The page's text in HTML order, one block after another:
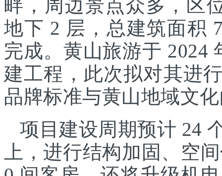
畔，周边景点众多，区
地下 2 层，总建筑面积
完成。黄山旅游于 2024
建工程，此次拟对其进
品牌标准与黄山地域文
项目建设周期预计 24
上，进行结构加固、空